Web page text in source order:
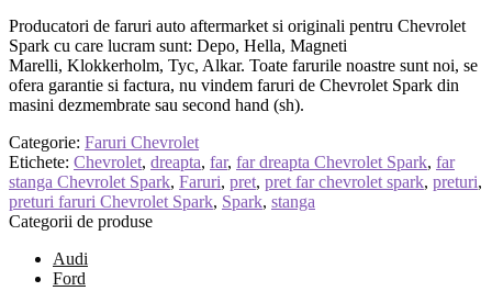
Producatori de faruri auto aftermarket si originali pentru Chevrolet
Spark cu care lucram sunt: Depo, Hella, Magneti
Marelli, Klokkerholm, Tyc, Alkar. Toate farurile noastre sunt noi, se
ofera garantie si factura, nu vindem faruri de Chevrolet Spark din
masini dezmembrate sau second hand (sh).
Categorie: Faruri Chevrolet
Etichete: Chevrolet, dreapta, far, far dreapta Chevrolet Spark, far
stanga Chevrolet Spark, Faruri, pret, pret far chevrolet spark, preturi,
preturi faruri Chevrolet Spark, Spark, stanga
Categorii de produse
Audi
Ford